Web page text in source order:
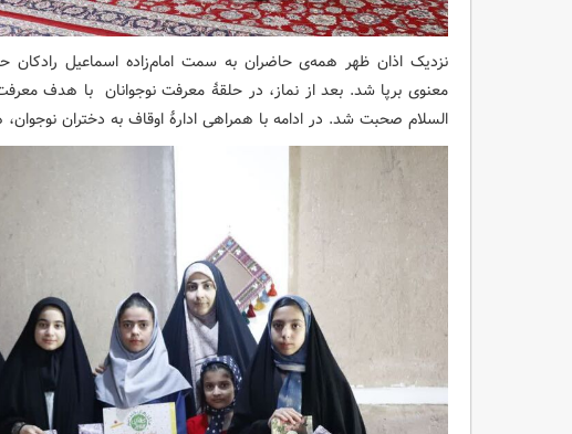
نزدیک اذان ظهر همه‌ی حاضران به سمت امام‌زاده اسماعیل
معنوی برپا شد. بعد از نماز، در حلقۀ معرفت نوجوانان با هدف
السلام صحبت شد. در ادامه با همراهی ادارۀ اوقاف به دختران